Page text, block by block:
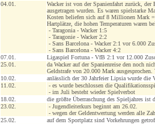
04.01.
Wacker ist von der Spanienfahrt zurück, der
ausgetragen wurden. Es waren spielstarke
Kosten beliefen sich auf 8 Millionen Mark
Hartplätze, die hohen Temperaturen waren
- Taragonia - Wacker 1:5
- Taragonie - Wacker 2:2
- Sans Barcelona - Wacker 2:1 vor 6.000
- Sans Barcelona - Wacker 4:2
07.01.
Ligaspiel Fortuna - VfB 2:1 vor 12.000
25.01.
da Wacker auf der Spanienreise den noch
Geldstrafe von 20.000 Mark
10.02.
anlässlich der 30 Jahrfeier Lipsia wurde die
11.02.
- es wurde beschlossen die
- im Juli besteht wieder Spielverbot
18.02.
die größte Überraschung des Spieljahres
23.02.
- Jugendleiterkurs beginnt am 26.02.
- wegen der Geldentwertung werden alle
25.02.
auf dem Sportplatz sind Vorkehrungen